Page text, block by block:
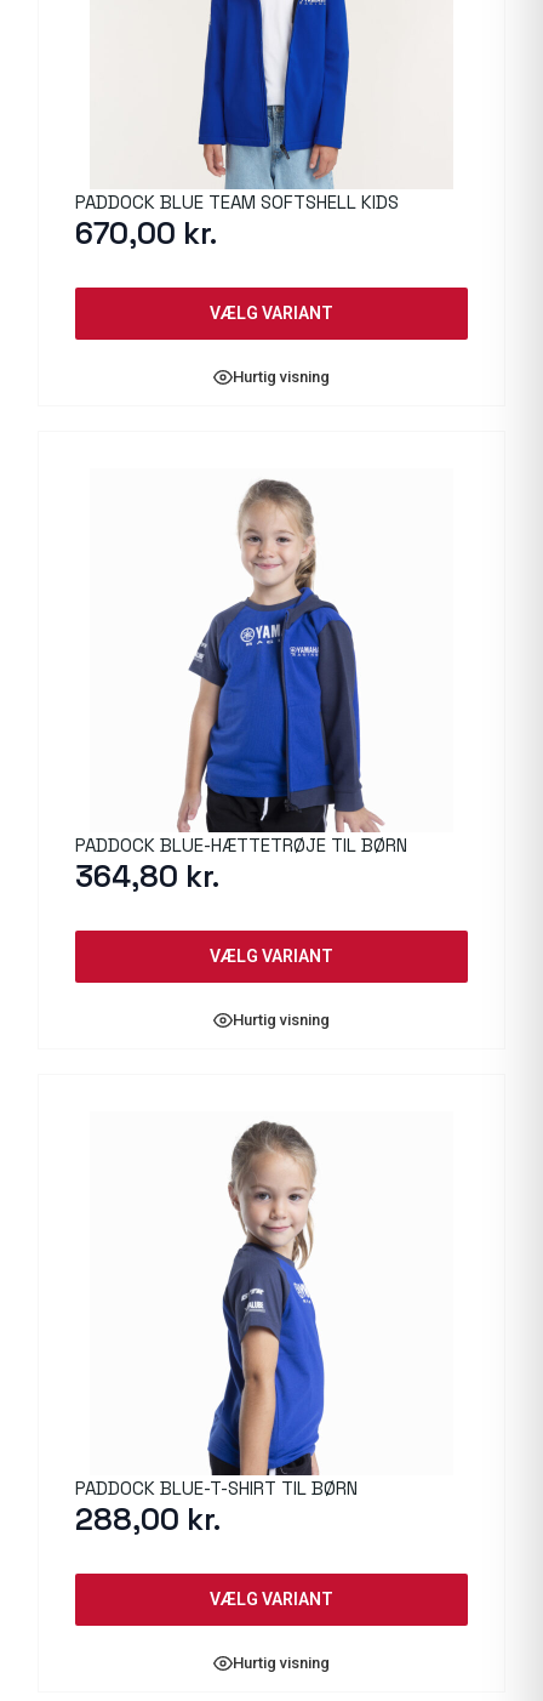
PADDOCK BLUE TEAM SOFTSHELL KIDS
670,00 kr.
VÆLG VARIANT
Hurtig visning
PADDOCK BLUE-HÆTTETRØJE TIL BØRN
364,80 kr.
VÆLG VARIANT
Hurtig visning
PADDOCK BLUE-T-SHIRT TIL BØRN
288,00 kr.
VÆLG VARIANT
Hurtig visning